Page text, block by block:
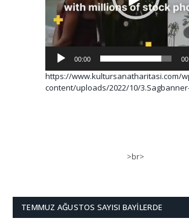
00:00
https://www.kultursanatharitasi.com/
content/uploads/2022/10/
>br>
TEMMUZ AĞUSTOS SAYISI BAYILERDE